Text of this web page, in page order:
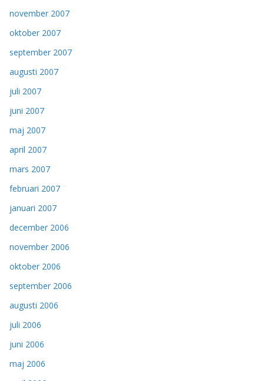
november 2007
oktober 2007
september 2007
augusti 2007
juli 2007
juni 2007
maj 2007
april 2007
mars 2007
februari 2007
januari 2007
december 2006
november 2006
oktober 2006
september 2006
augusti 2006
juli 2006
juni 2006
maj 2006